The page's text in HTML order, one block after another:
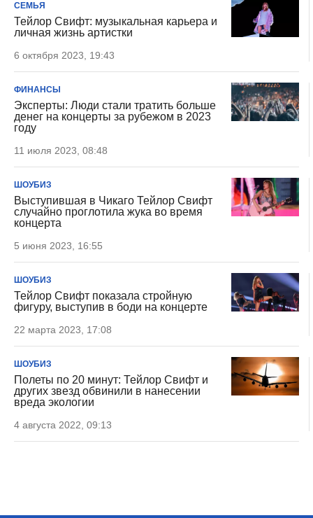
СЕМЬЯ
Тейлор Свифт: музыкальная карьера и
личная жизнь артистки
6 октября 2023, 19:43
ФИНАНСЫ
Эксперты: Люди стали тратить больше
денег на концерты за рубежом в 2023
году
11 июля 2023, 08:48
ШОУБИЗ
Выступившая в Чикаго Тейлор Свифт
случайно проглотила жука во время
концерта
5 июня 2023, 16:55
ШОУБИЗ
Тейлор Свифт показала стройную
фигуру, выступив в боди на концерте
22 марта 2023, 17:08
ШОУБИЗ
Полеты по 20 минут: Тейлор Свифт и
других звезд обвинили в нанесении
вреда экологии
4 августа 2022, 09:13